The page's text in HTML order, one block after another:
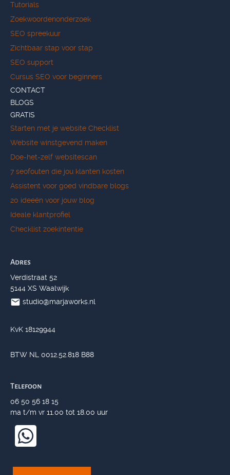
Tutorials
Zoekwoordenonderzoek
SEO spreekuur
Zichtbaar stap voor stap
SEO support
Cursus SEO voor beginners
CONTACT
BLOGS
GRATIS
Starten met je website Checklist
Website winstgevend maken
Doe-het-zelf websitescan
7 seofouten die jou klanten kosten
Assistent voor goed vindbare blogs
20 ideeën voor jouw blog
Ideale klantprofiel
Checklist zoekintentie
Adres
Verdistraat 52
5144 XS Waalwijk
studio@marjaworks.nl
KvK 18129944
BTW NL 0012.52.818 B88
Telefoon
06 50 56 18 15
ma t/m vr 11.00 tot 18.00 uur